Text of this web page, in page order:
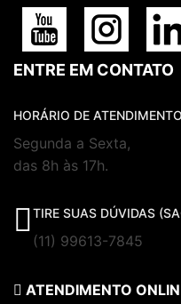
ENTRE EM CONTATO
HORÁRIO DE ATENDIMENTO
Segunda a Sexta,
das 8h às 17h.
TIRE SUAS DÚVIDAS
(11) 99613-7845
ATENDIMENTO